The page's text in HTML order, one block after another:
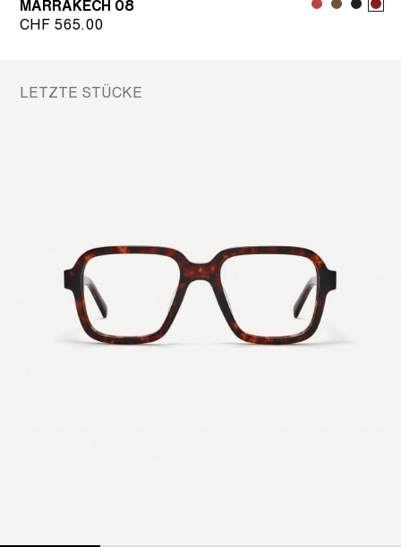
MARRAKECH 08
CHF 565.00
LETZTE STÜCKE